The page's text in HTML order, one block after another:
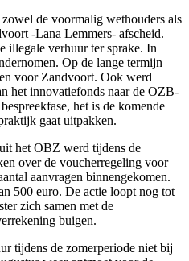
de voormalig wethouders als
-Lana Lemmers- afscheid.
illegale verhuur ter sprake. In
Op de lange termijn
voor Zandvoort. Ook werd
het innovatiefonds naar de OZB-
het is de komende
gaat uitpakken.
het OBZ werd tijdens de
over de voucherregeling voor
aanvragen binnengekomen.
500 euro. De actie loopt nog tot
zich samen met de
buigen.
tijdens de zomerperiode niet bij